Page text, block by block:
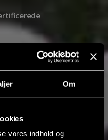
Om
vores indhold og
71